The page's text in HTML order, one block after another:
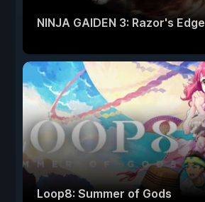
NINJA GAIDEN 3: Razor's Edge
Loop8: Summer of Gods